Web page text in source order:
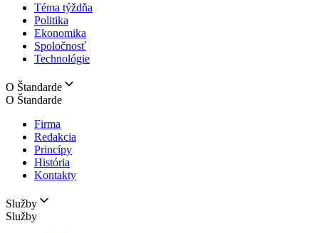
Téma týždňa
Politika
Ekonomika
Spoločnosť
Technológie
O Štandarde
O Štandarde
Firma
Redakcia
Princípy
História
Kontakty
Služby
Služby